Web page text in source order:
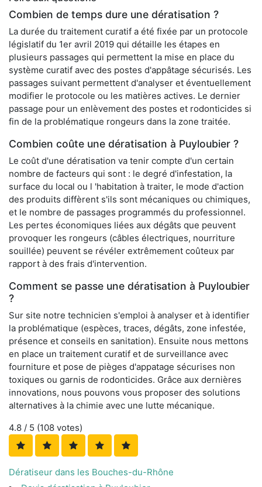
Combien de temps dure une dératisation ?
La durée du traitement curatif a été fixée par un protocole
législatif du 1er avril 2019 qui détaille les étapes en
plusieurs passages qui permettent la mise en place du
système curatif avec des postes d'appâtage sécurisés. Les
passages suivant permettent d'analyser et éventuellement
modifier le protocole ou les matières actives. Le dernier
passage pour un enlèvement des postes et rodonticides si
fin de la problématique rongeurs dans la zone traitée.
Combien coûte une dératisation à Puyloubier ?
Le coût d'une dératisation va tenir compte d'un certain
nombre de facteurs qui sont : le degré d'infestation, la
surface du local ou l 'habitation à traiter, le mode d'action
des produits diffèrent s'ils sont mécaniques ou chimiques,
et le nombre de passages programmés du professionnel.
Les pertes économiques liées aux dégâts que peuvent
provoquer les rongeurs (câbles électriques, nourriture
souillée) peuvent se révéler extrêmement coûteux par
rapport à des frais d'intervention.
Comment se passe une dératisation à Puyloubier
?
Sur site notre technicien s'emploi à analyser et à identifier
la problématique (espèces, traces, dégâts, zone infestée,
présence et conseils en sanitation). Ensuite nous mettons
en place un traitement curatif et de surveillance avec
fourniture et pose de pièges d'appatage sécurises non
toxiques ou garnis de rodonticides. Grâce aux dernières
innovations, nous pouvons vous proposer des solutions
alternatives à la chimie avec une lutte mécanique.
4.8 / 5 (108 votes)
Dératiseur dans les Bouches-du-Rhône